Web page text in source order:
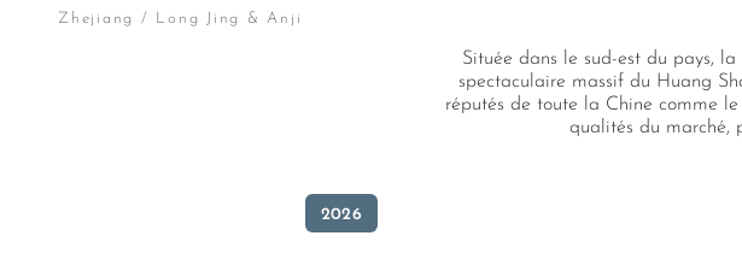
Située dans le sud-est du pays,
spectaculaire massif du Huang
réputés de toute la Chine comme
qualités du marché,
2026
Zhejiang / Long Jing & Anji